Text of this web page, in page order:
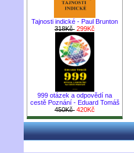
Tajnosti indické - Paul Brunton
318Kč 299Kč
999 otázek a odpovědí na
cestě Poznání - Eduard Tomáš
450Kč 420Kč